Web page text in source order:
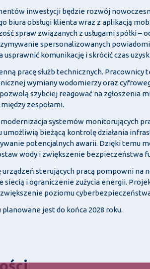
inwestycji będzie rozwój
biura obsługi klienta wraz z aplikacją
spraw związanych z usługami spółki –
spersonalizowanych
komunikację i skrócić czas
pracę służb technicznych.
wymiany wodomierzy oraz
szybciej reagować na zgłoszenia
zespołami.
systemów monitorujących
umożliwią bieżącą kontrolę działania
potencjalnych awarii. Dzięki temu
wody i zwiększenie bezpieczeństwa
sterujących pracą pompowni na
siecią i ograniczenie zużycia energii.
poziomu
jest do końca 2028 roku.